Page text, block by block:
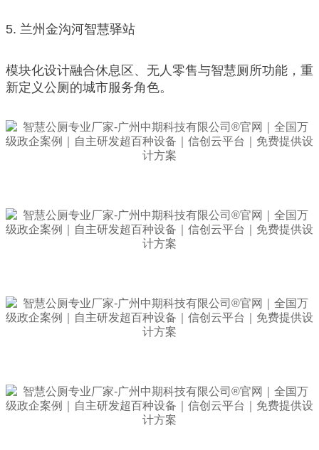
5. 兰州金沟河智慧驿站
模块化设计融合休息区、无人零售与智慧厕所功能，重
新定义公厕的城市服务角色。